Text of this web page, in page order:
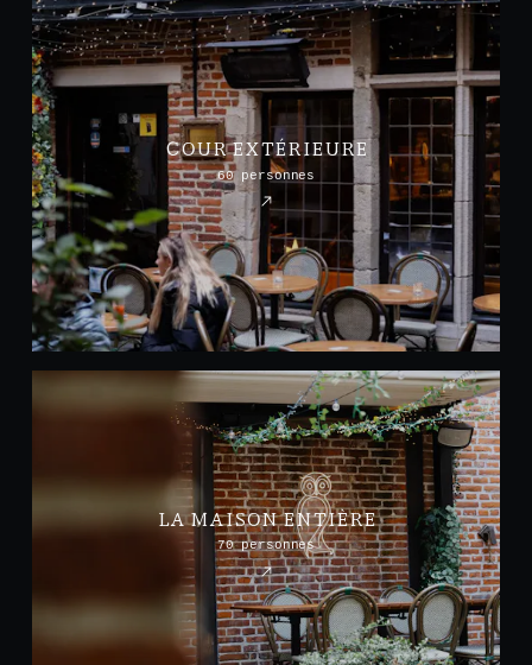
COUR EXTÉRIEURE
60 personnes
LA MAISON ENTIÈRE
70 personnes